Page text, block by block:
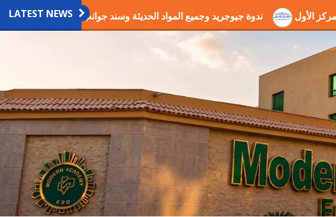
LATEST NEWS بالمركز الأول ندوة جيوجريد وجميع المواد الحديثة وسند جوانب الحفر